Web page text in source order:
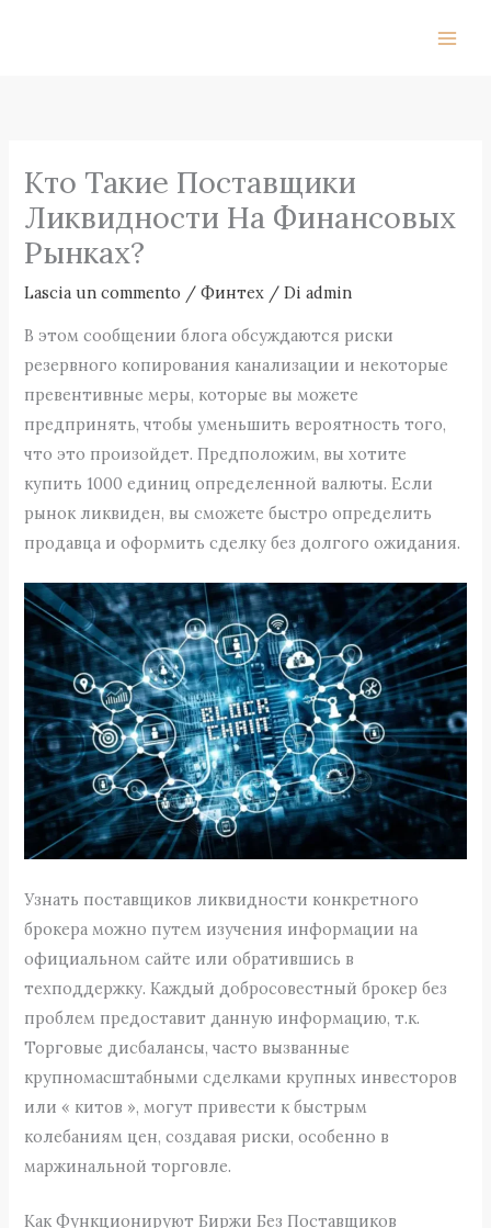
Кто Такие Поставщики
Ликвидности На Финансовых
Рынках?
Lascia un commento /Финтех / Diadmin
В этом сообщении блога обсуждаются риски
резервного копирования канализации и некоторые
превентивные меры, которые вы можете
предпринять, чтобы уменьшить вероятность того,
что это произойдет. Предположим, вы хотите
купить 1000 единиц определенной валюты. Если
рынок ликвиден, вы сможете быстро определить
продавца и оформить сделку без долгого ожидания.
Узнать поставщиков ликвидности конкретного
брокера можно путем изучения информации на
официальном сайте или обратившись в
техподдержку. Каждый добросовестный брокер без
проблем предоставит данную информацию, т.к.
Торговые дисбалансы, часто вызванные
крупномасштабными сделками крупных инвесторов
или « китов », могут привести к быстрым
колебаниям цен, создавая риски, особенно в
маржинальной торговле.
Как Функционируют Биржи Без Поставщиков